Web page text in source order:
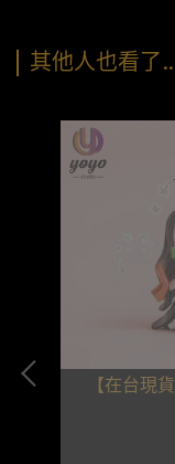
其他人也看了
【在台現